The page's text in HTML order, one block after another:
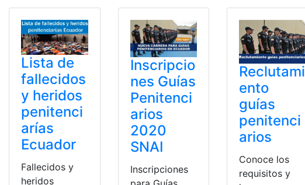
Lista de
fallecidos
y heridos
penitenci
arías
Ecuador
Fallecidos y
heridos
Inscripcio
nes Guías
Penitenci
arios
2020
SNAI
Inscripciones
Reclutami
ento
guías
penitenci
arios
Conoce los
requisitos y